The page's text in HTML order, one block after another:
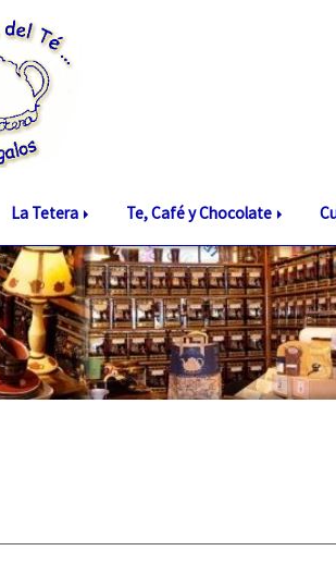
La Tetera Te, Café y Chocolate